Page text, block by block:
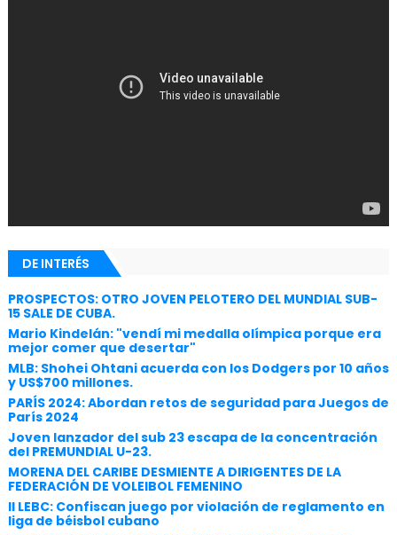
DE INTERÉS
PROSPECTOS: OTRO JOVEN PELOTERO DEL MUNDIAL SUB-
15 SALE DE CUBA.
Mario Kindelán: "vendí mi medalla olímpica porque era
mejor comer que desertar"
MLB: Shohei Ohtani acuerda con los Dodgers por 10 años
y US$700 millones.
PARÍS 2024: Abordan retos de seguridad para Juegos de
París 2024
Joven lanzador del sub 23 escapa de la concentración
del PREMUNDIAL U-23.
MORENA DEL CARIBE DESMIENTE A DIRIGENTES DE LA
FEDERACIÓN DE VOLEIBOL FEMENINO
II LEBC: Confiscan juego por violación de reglamento en
liga de béisbol cubano